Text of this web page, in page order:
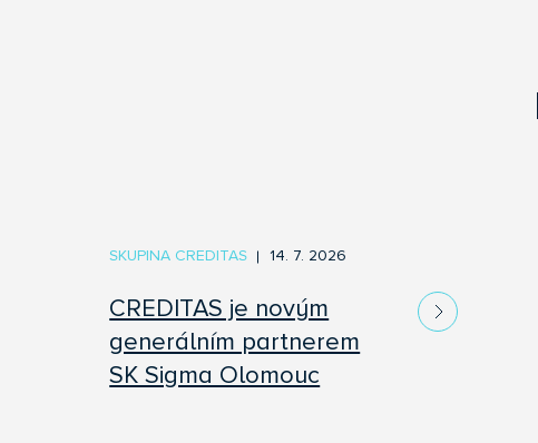
CREDITAS je novým
generálním partnerem
SK Sigma Olomouc
14. 7. 2026
SKUPINA CREDITAS